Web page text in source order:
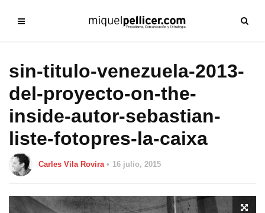
sin-titulo-venezuela-2013-
del-proyecto-on-the-
inside-autor-sebastian-
liste-fotopres-la-caixa
Carles Vila Rovira 16 julio, 2015